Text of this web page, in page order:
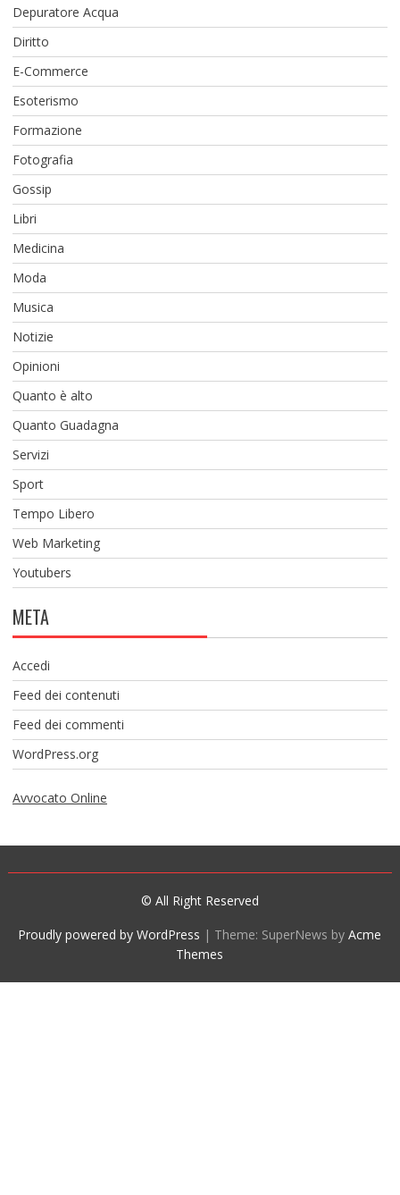
Depuratore Acqua
Diritto
E-Commerce
Esoterismo
Formazione
Fotografia
Gossip
Libri
Medicina
Moda
Musica
Notizie
Opinioni
Quanto è alto
Quanto Guadagna
Servizi
Sport
Tempo Libero
Web Marketing
Youtubers
META
Accedi
Feed dei contenuti
Feed dei commenti
WordPress.org
Avvocato Online
© All Right Reserved
Proudly powered by WordPress | Theme: SuperNews byAcme
Themes